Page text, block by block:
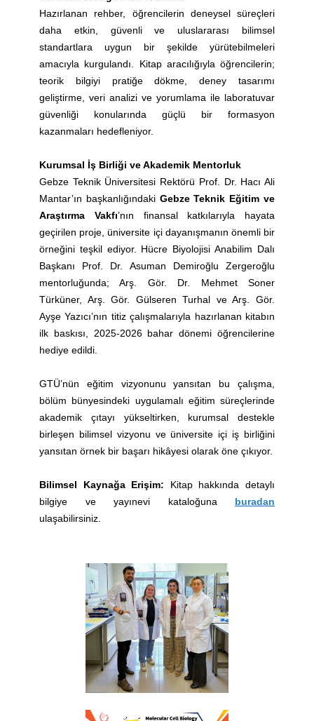
Hazırlanan rehber, öğrencilerin deneysel süreçleri
daha etkin, güvenli ve uluslararası bilimsel
standartlara uygun bir şekilde yürütebilmeleri
amacıyla kurgulandı. Kitap aracılığıyla öğrencilerin;
teorik bilgiyi pratiğe dökme, deney tasarımı
geliştirme, veri analizi ve yorumlama ile laboratuvar
güvenliği konularında güçlü bir formasyon
kazanmaları hedefleniyor.
Kurumsal İş Birliği ve Akademik Mentorluk
Gebze Teknik Üniversitesi Rektörü Prof. Dr. Hacı Ali
Mantar’ın başkanlığındaki Gebze Teknik Eğitim ve
Araştırma Vakfı’nın finansal katkılarıyla hayata
geçirilen proje, üniversite içi dayanışmanın önemli bir
örneğini teşkil ediyor. Hücre Biyolojisi Anabilim Dalı
Başkanı Prof. Dr. Asuman Demiroğlu Zergeroğlu
mentorluğunda; Arş. Gör. Dr. Mehmet Soner
Türküner, Arş. Gör. Gülseren Turhal ve Arş. Gör.
Ayşe Yazıcı’nın titiz çalışmalarıyla hazırlanan kitabın
ilk baskısı, 2025-2026 bahar dönemi öğrencilerine
hediye edildi.
GTÜ’nün eğitim vizyonunu yansıtan bu çalışma,
bölüm bünyesindeki uygulamalı eğitim süreçlerinde
akademik çıtayı yükseltirken, kurumsal destekle
birleşen bilimsel vizyonu ve üniversite içi iş birliğini
yansıtan örnek bir başarı hikâyesi olarak öne çıkıyor.
Bilimsel Kaynağa Erişim: Kitap hakkında detaylı
bilgiye ve yayınevi kataloğuna buradan
ulaşabilirsiniz.